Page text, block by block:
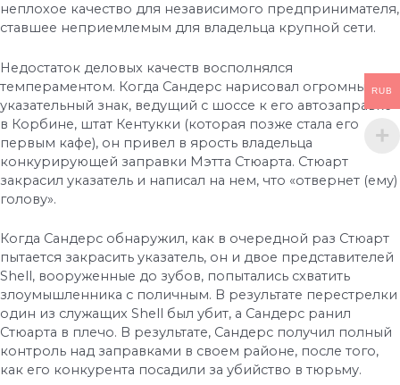
неплохое качество для независимого предпринимателя,
ставшее неприемлемым для владельца крупной сети.
Недостаток деловых качеств восполнялся
темпераментом. Когда Сандерс нарисовал огромный
указательный знак, ведущий с шоссе к его автозаправке
в Корбине, штат Кентукки (которая позже стала его
первым кафе), он привел в ярость владельца
конкурирующей заправки Мэтта Стюарта. Стюарт
закрасил указатель и написал на нем, что «отвернет (ему)
голову».
Когда Сандерс обнаружил, как в очередной раз Стюарт
пытается закрасить указатель, он и двое представителей
Shell, вооруженные до зубов, попытались схватить
злоумышленника с поличным. В результате перестрелки
один из служащих Shell был убит, а Сандерс ранил
Стюарта в плечо. В результате, Сандерс получил полный
контроль над заправками в своем районе, после того,
как его конкурента посадили за убийство в тюрьму.
RUB